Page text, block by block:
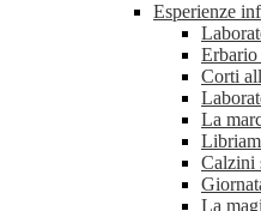
Esperienze
Erbario
Corti
La
Calzini
La